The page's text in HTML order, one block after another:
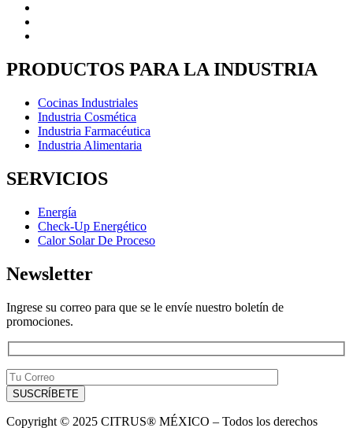
PRODUCTOS PARA LA INDUSTRIA
Cocinas Industriales
Industria Cosmética
Industria Farmacéutica
Industria Alimentaria
SERVICIOS
Energía
Check-Up Energético
Calor Solar De Proceso
Newsletter
Ingrese su correo para que se le envíe nuestro boletín de
promociones.
Copyright © 2025 CITRUS® MÉXICO – Todos los derechos